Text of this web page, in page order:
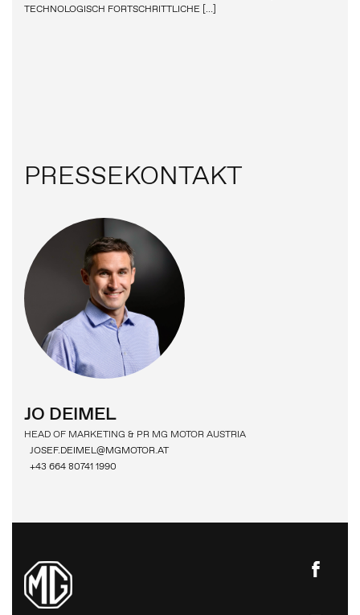
PRESSEMELDUNGEN
TECHNOLOGISCH FORTSCHRITTLICHE […]
PRESSEKONTAKT
JO DEIMEL
HEAD OF MARKETING & PR MG MOTOR AUSTRIA
JOSEF.DEIMEL@MGMOTOR.AT
+43 664 80741 1990